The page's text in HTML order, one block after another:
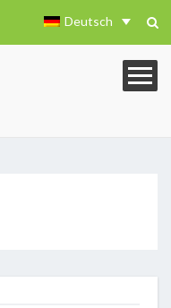
Deutsch